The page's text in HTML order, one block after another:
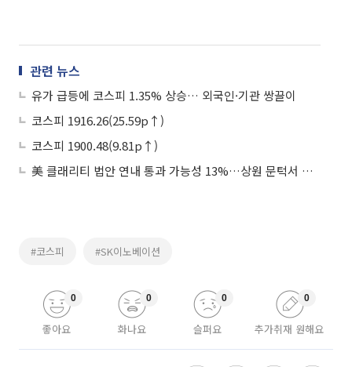
관련 뉴스
유가 급등에 코스피 1.35% 상승… 외국인·기관 쌍끌이
코스피 1916.26(25.59p↑)
코스피 1900.48(9.81p↑)
美 클래리티 법안 연내 통과 가능성 13%…상원 문턱서 제동
#코스피 #SK이노베이션
좋아요
0
화나요
0
슬퍼요
0
추가취재 원해요
0